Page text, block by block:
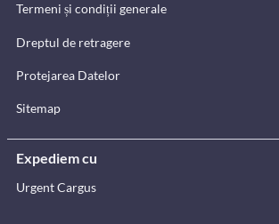
Termeni și condiții generale
Dreptul de retragere
Protejarea Datelor
Sitemap
Expediem cu
Urgent Cargus